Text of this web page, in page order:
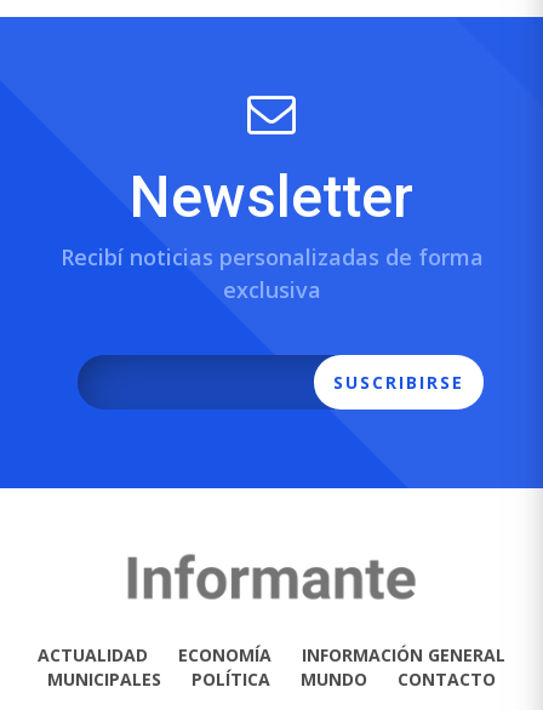
Newsletter
Recibí noticias personalizadas de forma
exclusiva
SUSCRIBIRSE
ACTUALIDAD ECONOMÍA
INFORMACIÓN GENERAL
MUNICIPALES
POLÍTICA MUNDO CONTACTO